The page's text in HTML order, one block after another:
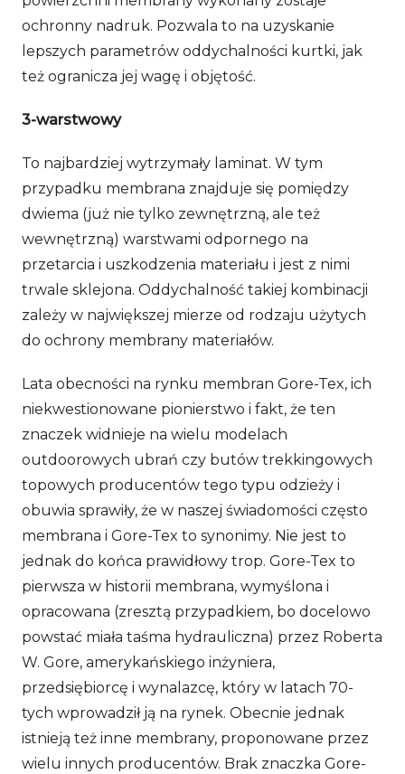
ochronny nadruk. Pozwala to na uzyskanie
lepszych parametrów oddychalności kurtki, jak
też ogranicza jej wagę i objętość.
3-warstwowy
To najbardziej wytrzymały laminat. W tym
przypadku membrana znajduje się pomiędzy
dwiema (już nie tylko zewnętrzną, ale też
wewnętrzną) warstwami odpornego na
przetarcia i uszkodzenia materiału i jest z nimi
trwale sklejona. Oddychalność takiej kombinacji
zależy w największej mierze od rodzaju użytych
do ochrony membrany materiałów.
Lata obecności na rynku membran Gore-Tex, ich
niekwestionowane pionierstwo i fakt, że ten
znaczek widnieje na wielu modelach
outdoorowych ubrań czy butów trekkingowych
topowych producentów tego typu odzieży i
obuwia sprawiły, że w naszej świadomości często
membrana i Gore-Tex to synonimy. Nie jest to
jednak do końca prawidłowy trop. Gore-Tex to
pierwsza w historii membrana, wymyślona i
opracowana (zresztą przypadkiem, bo docelowo
powstać miała taśma hydrauliczna) przez Roberta
W. Gore, amerykańskiego inżyniera,
przedsiębiorcę i wynalazcę, który w latach 70-
tych wprowadził ją na rynek. Obecnie jednak
istnieją też inne membrany, proponowane przez
wielu innych producentów. Brak znaczka Gore-